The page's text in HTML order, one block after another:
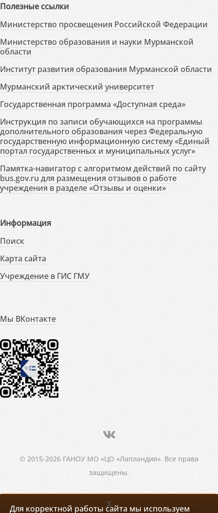
Полезные ссылки
Министерство просвещения Российской Федерации
Министерство образования и науки Мурманской
области
Институт развития образования Мурманской области
Мурманский арктический университет
Государственная программа «Доступная среда»
Инструкция по записи обучающихся на программы
дополнительного образования через Федеральную
государственную информационную систему «Единый
портал государственных и муниципальных услуг»
Памятка-навигатор с алгоритмом действий по сайту
bus.gov.ru для размещения отзывов о работе
учреждения в разделе «Отзывы и оценки»
Информация
Поиск
Карта сайта
Учреждение в ГИС ГМУ
Мы ВКонтакте
© 2015-2026 ГАНОУ МО «ЦО «Лапландия». Все права
защищены.
Для корректной работы сайта мы используем
X